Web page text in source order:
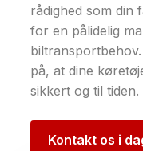
rådighed som din
for en pålidelig
på, at dine
sikkert og til tiden.
Kontakt os i